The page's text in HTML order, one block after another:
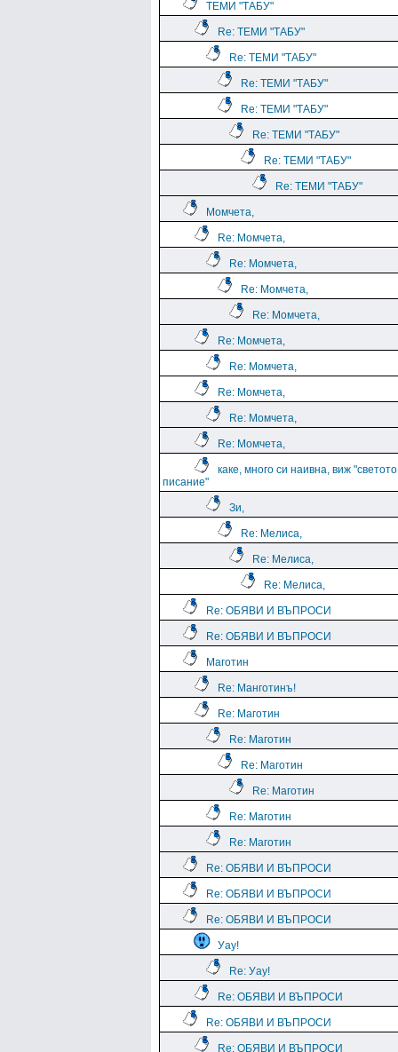
ТЕМИ "ТАБУ"
Re: ТЕМИ "ТАБУ"
Re: ТЕМИ "ТАБУ"
Re: ТЕМИ "ТАБУ"
Re: ТЕМИ "ТАБУ"
Re: ТЕМИ "ТАБУ"
Re: ТЕМИ "ТАБУ"
Re: ТЕМИ "ТАБУ"
Момчета,
Re: Момчета,
Re: Момчета,
Re: Момчета,
Re: Момчета,
Re: Момчета,
Re: Момчета,
Re: Момчета,
Re: Момчета,
Re: Момчета,
каке, много си наивна, виж "светото
писание"
Зи,
Re: Мелиса,
Re: Мелиса,
Re: Мелиса,
Re: ОБЯВИ И ВЪПРОСИ
Re: ОБЯВИ И ВЪПРОСИ
Маготин
Re: Манготинъ!
Re: Маготин
Re: Маготин
Re: Маготин
Re: Маготин
Re: Маготин
Re: Маготин
Re: ОБЯВИ И ВЪПРОСИ
Re: ОБЯВИ И ВЪПРОСИ
Re: ОБЯВИ И ВЪПРОСИ
Уау!
Re: Уау!
Re: ОБЯВИ И ВЪПРОСИ
Re: ОБЯВИ И ВЪПРОСИ
Re: ОБЯВИ И ВЪПРОСИ